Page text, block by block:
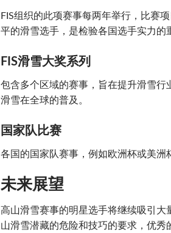
FIS组织的此项赛事每两年举行，比赛
平的滑雪选手，是检验各国选手实力的
FIS滑雪大奖系列
包含多个区域的赛事，旨在提升滑雪
滑雪在全球的普及。
国家队比赛
各国的国家队赛事，例如欧洲杯或美
未来展望
高山滑雪赛事的明星选手将继续吸引
山滑雪潜藏的危险和技巧的要求，优秀